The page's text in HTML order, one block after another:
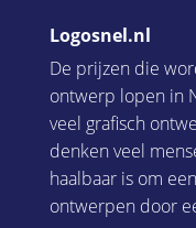
Logosnel.nl
De prijzen die
ontwerp lopen in
veel grafisch
denken veel
haalbaar is om
ontwerpen door